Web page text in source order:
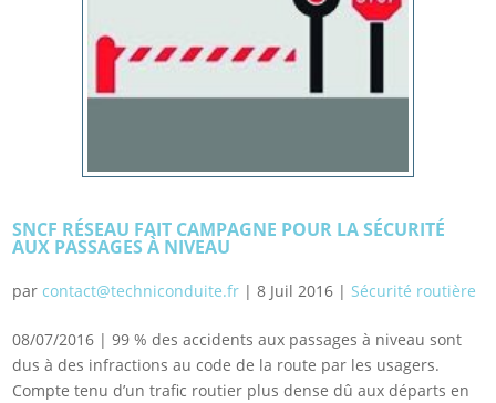
SNCF RÉSEAU FAIT CAMPAGNE POUR LA SÉCURITÉ
AUX PASSAGES À NIVEAU
par contact@techniconduite.fr |8 Juil 2016 | Sécurité routière
08/07/2016 | 99 % des accidents aux passages à niveau sont
dus à des infractions au code de la route par les usagers.
Compte tenu d’un trafic routier plus dense dû aux départs en